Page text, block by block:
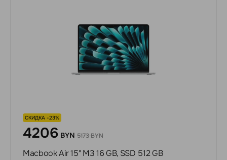
СКИДКА -23%
4206 BYN 5173 BYN
Macbook Air 15" M3 16 GB, SSD 512 GB